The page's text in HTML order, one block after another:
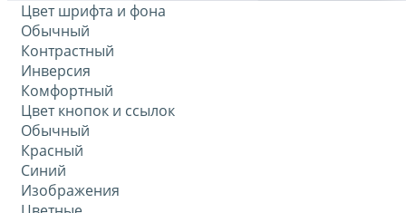
Цвет шрифта и фона
Обычный
Контрастный
Инверсия
Комфортный
Цвет кнопок и ссылок
Обычный
Красный
Синий
Изображения